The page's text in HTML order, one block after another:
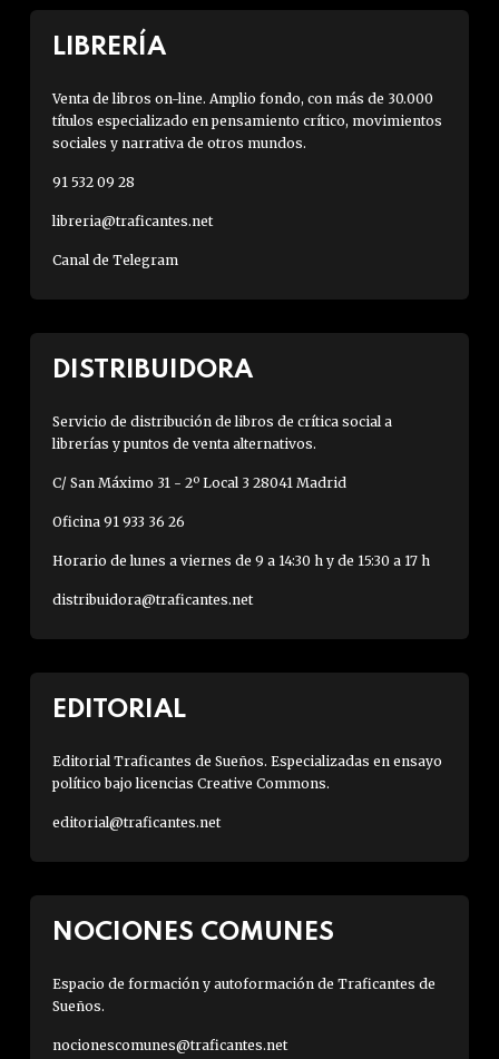
LIBRERÍA
Venta de libros on-line. Amplio fondo, con más de 30.000
títulos especializado en pensamiento crítico, movimientos
sociales y narrativa de otros mundos.
91 532 09 28
libreria@traficantes.net
Canal de Telegram
DISTRIBUIDORA
Servicio de distribución de libros de crítica social a
librerías y puntos de venta alternativos.
C/ San Máximo 31 - 2º Local 3 28041 Madrid
Oficina 91 933 36 26
Horario de lunes a viernes de 9 a 14:30 h y de 15:30 a 17 h
distribuidora@traficantes.net
EDITORIAL
Editorial Traficantes de Sueños. Especializadas en ensayo
político bajo licencias Creative Commons.
editorial@traficantes.net
NOCIONES COMUNES
Espacio de formación y autoformación de Traficantes de
Sueños.
nocionescomunes@traficantes.net